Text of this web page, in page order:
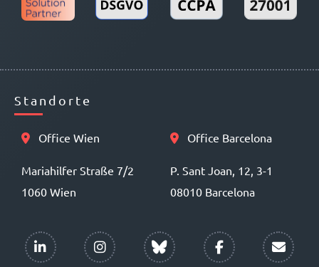
Standorte
Office Wien
Mariahilfer Straße 7/2
1060 Wien
Office Barcelona
P. Sant Joan, 12, 3-1
08010 Barcelona